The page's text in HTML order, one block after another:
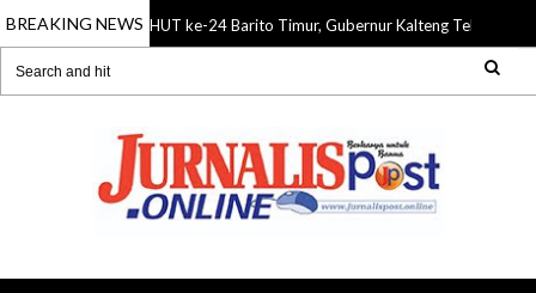
BREAKING NEWS
08 Aug 2026 HUT ke-24 Barito Timur, Gubernur Kalteng Tekankan